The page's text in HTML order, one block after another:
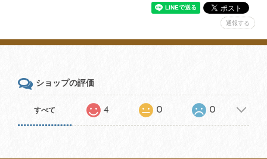
通報する
ショップの評価
すべて 4 0 0